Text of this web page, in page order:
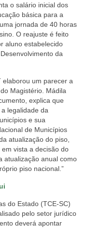
o salário inicial dos
básica para a
jornada de 40 horas
O reajuste é feito
aluno estabelecido
da
elaborou um parecer a
Magistério. Mádila
explica que
legalidade da
e sua
de Municípios
atualização do piso,
vista a decisão do
atualização anual como
piso nacional.”
do Estado (TCE-SC)
pelo setor jurídico
deverá apontar